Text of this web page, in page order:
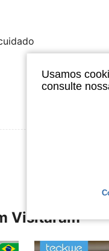
Visitaram
Usamos
consulte